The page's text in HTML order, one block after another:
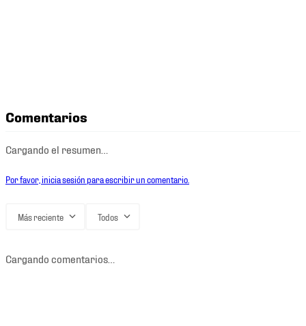
Comentarios
Cargando el resumen…
Por favor, inicia sesión para escribir un comentario.
Más reciente Todos
Cargando comentarios…